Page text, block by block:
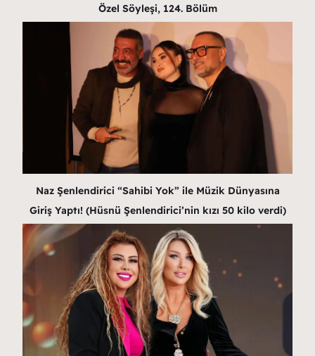
Özel Söyleşi, 124. Bölüm
Naz Şenlendirici “Sahibi Yok” ile Müzik Dünyasına
Giriş Yaptı! (Hüsnü Şenlendirici’nin kızı 50 kilo verdi)